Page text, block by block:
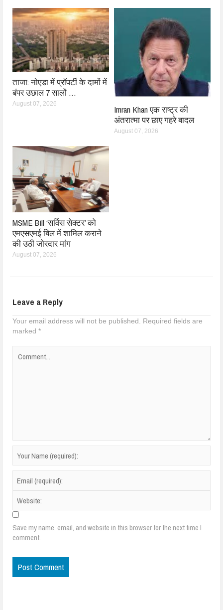
ताजा: नोएडा में प्रॉपर्टी के दामों में
बंपर उछाल 7 सालों …
August 07, 2026
Imran Khan एक राष्ट्र की
अंतरात्मा पर छाए गहरे बादल
August 07, 2026
MSME Bill ‘सर्विस सेक्टर’ को
एमएसएमई बिल में शामिल कराने
की उठी जोरदार मांग
August 07, 2026
Leave a Reply
Your email address will not be published. Required fields are
marked*
Save my name, email, and website in this browser for the next time I
comment.